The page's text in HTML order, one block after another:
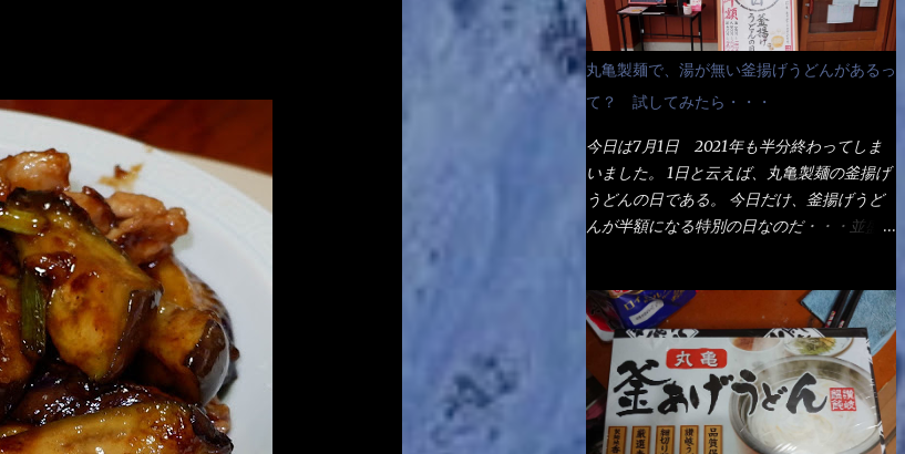
丸亀製麺で、湯が無い釜揚げうどんがあるっ
て？ 試してみたら・・・
今日は7月1日 2021年も半分終わってしま
いました。 1日と云えば、丸亀製麺の釜揚げ
うどんの日である。 今日だけ、釜揚げうど
んが半額になる特別の日なのだ・・・並盛
いことが2つある！ 1つめは釜揚げうどんの
湯が無い注文が通るか？ 釜揚げうどんは、
木の桶に茹で湯と共に＜うどん＞が泳いでる
～ でもコレって食べきるまで湯に浸かって
いるわけで、最初と最後では麺の固さという
かコシが違う！ だったら湯なんか要らない